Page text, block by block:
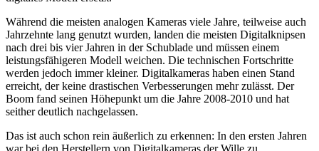
Während die meisten analogen Kameras viele Jahre, teilweise auch
Jahrzehnte lang genutzt wurden, landen die meisten Digitalknipsen
nach drei bis vier Jahren in der Schublade und müssen einem
leistungsfähigeren Modell weichen. Die technischen Fortschritte
werden jedoch immer kleiner. Digitalkameras haben einen Stand
erreicht, der keine drastischen Verbesserungen mehr zulässt. Der
Boom fand seinen Höhepunkt um die Jahre 2008-2010 und hat
seither deutlich nachgelassen.
Das ist auch schon rein äußerlich zu erkennen: In den ersten Jahren
war bei den Herstellern von Digitalkameras der Wille zu